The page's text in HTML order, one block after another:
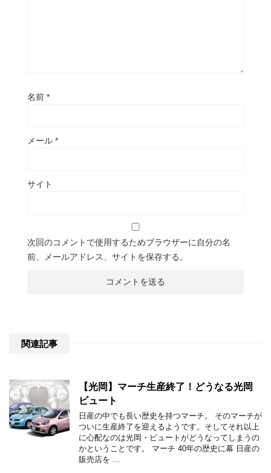
名前 *
メール *
サイト
次回のコメントで使用するためブラウザーに自分の名
前、メールアドレス、サイトを保存する。
関連記事
【光岡】マーチ生産終了！どうなる光岡
ビュート
日産の中でも長い歴史を持つマーチ。 そのマーチが
ついに生産終了を迎えるようです。そしてそれ以上
に心配なのは光岡・ビュートがどうなってしまうの
かということです。 マーチ 40年の歴史に幕 日産の
販売店を …